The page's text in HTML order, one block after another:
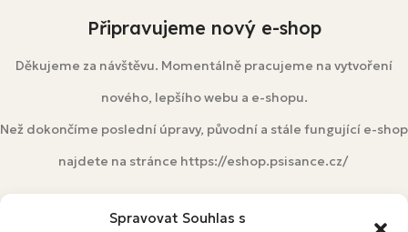
Spravovat Souhlas s
Připravujeme nový e-shop
Děkujeme za návštěvu. Momentálně pracujeme na vytvoření
nového, lepšího webu a e-shopu.
Než dokončíme poslední úpravy, původní a stále fungující e-shop
najdete na stránce https://eshop.psisance.cz/